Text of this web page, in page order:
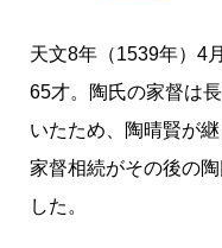
天文8年（1539年）4
65才。陶氏の家督は
いたため、陶晴賢が
家督相続がその後の
した。